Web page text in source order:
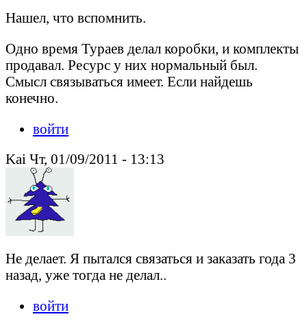
Нашел, что вспомнить.
Одно время Тураев делал коробки, и комплекты
продавал. Ресурс у них нормальный был.
Смысл связываться имеет. Если найдешь
конечно.
войти
Kai Чт, 01/09/2011 - 13:13
Не делает. Я пытался связаться и заказать года 3
назад, уже тогда не делал..
войти